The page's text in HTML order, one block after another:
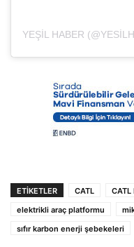
ETIKETLER CATL CATL
elektrikli araç platformu
sıfır karbon enerji şebekeleri